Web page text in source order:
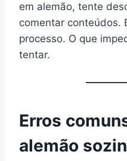
em alemão, tente
comentar conteúdos.
processo. O que
tentar.
Erros
alemão